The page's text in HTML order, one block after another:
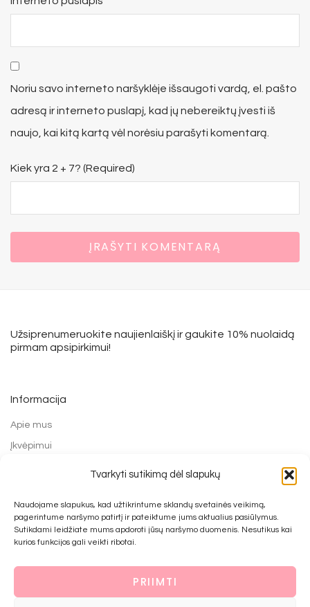
Tvarkyti sutikimą dėl slapukų
Naudojame slapukus, kad užtikrintume sklandų svetainės veikimą,
pagerintume naršymo patirtį ir pateiktume jums aktualius pasiūlymus.
Sutikdami leidžiate mums apdoroti jūsų naršymo duomenis. Nesutikus kai
kurios funkcijos gali veikti ribotai.
PRIIMTI
Noriu savo interneto naršyklėje išsaugoti vardą, el. pašto
adresą ir interneto puslapį, kad jų nebereiktų įvesti iš
naujo, kai kitą kartą vėl norėsiu parašyti komentarą.
Kiek yra 2 + 7? (Required)
Užsiprenumeruokite naujienlaiškį ir gaukite 10% nuolaidą
pirmam apsipirkimui!
Informacija
Apie mus
Įkvėpimui
Prekių pirkimo ir grąžinimo taisyklės
Privatumo politika
© 2022 UAB Bijūnai prie namo